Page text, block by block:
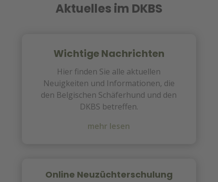
Aktuelles im DKBS
Wichtige Nachrichten
Hier finden Sie alle aktuellen
Neuigkeiten und Informationen, die
den Belgischen Schäferhund und den
DKBS betreffen.
mehr lesen
Online Neuzüchterschulung